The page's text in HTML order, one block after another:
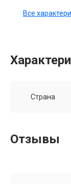
Все
Страна
Отзывы